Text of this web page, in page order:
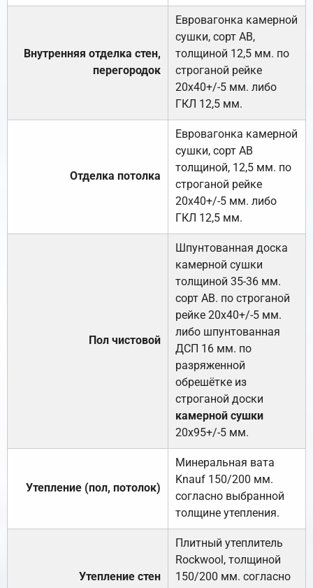
Внутренняя отделка стен,
перегородок
Евровагонка камерной
сушки, сорт АВ,
толщиной 12,5 мм. по
строганой рейке
20х40+/-5 мм. либо
ГКЛ 12,5 мм.
Отделка потолка
Евровагонка камерной
сушки, сорт АВ
толщиной, 12,5 мм. по
строганой рейке
20х40+/-5 мм. либо
ГКЛ 12,5 мм.
Пол чистовой
Шпунтованная доска
камерной сушки
толщиной 35-36 мм.
сорт АВ. по строганой
рейке 20х40+/-5 мм.
либо шпунтованная
ДСП 16 мм. по
разряженной
обрешётке из
строганой доски
камерной сушки
20х95+/-5 мм.
Утепление (пол, потолок)
Минеральная вата
Knauf 150/200 мм.
согласно выбранной
толщине утепления.
Утепление стен
Плитный утеплитель
Rockwool, толщиной
150/200 мм. согласно